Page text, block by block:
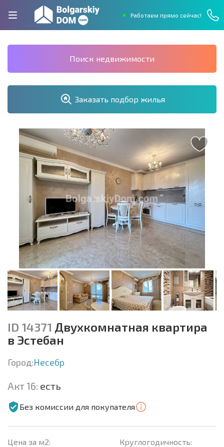
Работаем прямо сейчас!
Поиск недвижимости
Заказать подбор жилья
ID 14371 Двухкомнатная квартира
в Эстебан
Город:Несебр
Акт 16: есть
Без комиссии для покупателя
Цена за м2:
Круглогодичность: